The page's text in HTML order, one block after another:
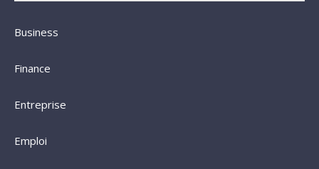
Business
Finance
Entreprise
Emploi